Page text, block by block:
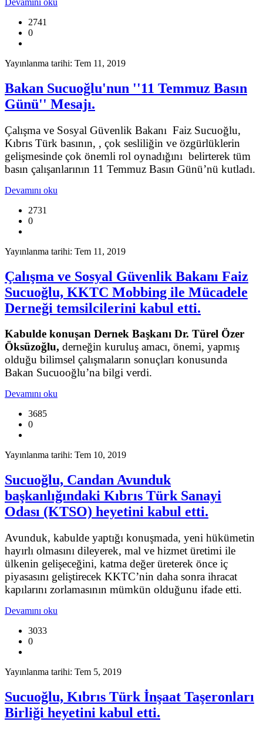
2741
0
Yayınlanma tarihi: Tem 11, 2019
Bakan Sucuoğlu'nun ''11 Temmuz Basın
Günü'' Mesajı.
Çalışma ve Sosyal Güvenlik Bakanı Faiz Sucuoğlu,
Kıbrıs Türk basının, , çok sesliliğin ve özgürlüklerin
gelişmesinde çok önemli rol oynadığını belirterek tüm
basın çalışanlarının 11 Temmuz Basın Günü’nü kutladı.
Devamını oku
2731
0
Yayınlanma tarihi: Tem 11, 2019
Çalışma ve Sosyal Güvenlik Bakanı Faiz
Sucuoğlu, KKTC Mobbing ile Mücadele
Derneği temsilcilerini kabul etti.
Kabulde konuşan Dernek Başkanı Dr. Türel Özer
Öksüzoğlu, derneğin kuruluş amacı, önemi, yapmış
olduğu bilimsel çalışmaların sonuçları konusunda
Bakan Sucuooğlu’na bilgi verdi.
Devamını oku
3685
0
Yayınlanma tarihi: Tem 10, 2019
Sucuoğlu, Candan Avunduk
başkanlığındaki Kıbrıs Türk Sanayi
Odası (KTSO) heyetini kabul etti.
Avunduk, kabulde yaptığı konuşmada, yeni hükümetin
hayırlı olmasını dileyerek, mal ve hizmet üretimi ile
ülkenin gelişeceğini, katma değer üreterek önce iç
piyasasını geliştirecek KKTC’nin daha sonra ihracat
kapılarını zorlamasının mümkün olduğunu ifade etti.
Devamını oku
3033
0
Yayınlanma tarihi: Tem 5, 2019
Sucuoğlu, Kıbrıs Türk İnşaat Taşeronları
Birliği heyetini kabul etti.